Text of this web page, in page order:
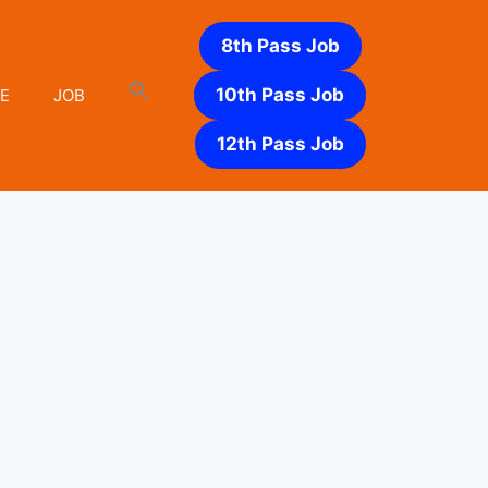
JOB
8th Pass Job
10th Pass Job
12th Pass Job